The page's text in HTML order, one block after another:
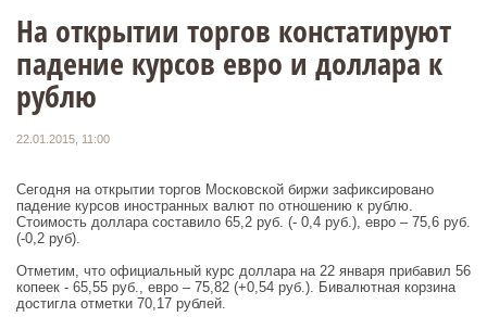
На открытии торгов констатируют
падение курсов евро и доллара к
рублю
22.01.2015, 11:00
Сегодня на открытии торгов Московской биржи зафиксировано
падение курсов иностранных валют по отношению к рублю.
Стоимость доллара составило 65,2 руб. (- 0,4 руб.), евро – 75,6 руб.
(-0,2 руб).
Отметим, что официальный курс доллара на 22 января прибавил 56
копеек - 65,55 руб., евро – 75,82 (+0,54 руб.). Бивалютная корзина
достигла отметки 70,17 рублей.